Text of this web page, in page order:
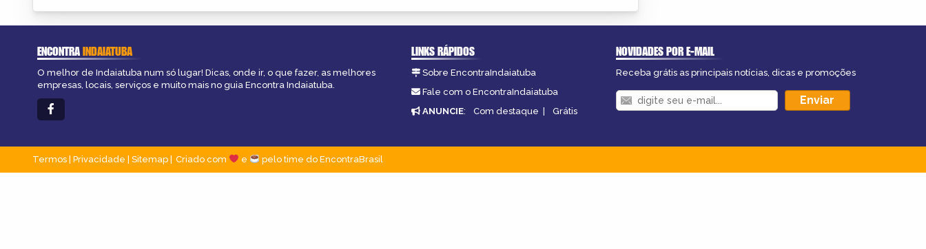
ENCONTRAINDAIATUBA
O melhor de Indaiatuba num só lugar! Dicas, onde ir, o que fazer, as melhores
empresas, locais, serviços e muito mais no guia Encontra Indaiatuba.
LINKS RÁPIDOS
Sobre EncontraIndaiatuba
Fale com o EncontraIndaiatuba
ANUNCIE: Com destaque | Grátis
NOVIDADES POR E-MAIL
Receba grátis as principais notícias, dicas e promoções
Termos Privacidade Sitemap Criado com e pelo time do EncontraBrasil